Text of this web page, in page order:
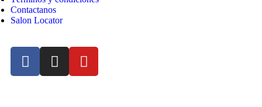
Contactanos
Salon Locator